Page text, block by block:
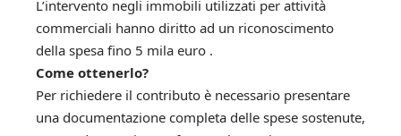
L’intervento negli immobili utilizzati per attività
commerciali hanno diritto ad un riconoscimento
della spesa fino 5 mila euro .
Come ottenerlo?
Per richiedere il contributo è necessario presentare
una documentazione completa delle spese sostenute,